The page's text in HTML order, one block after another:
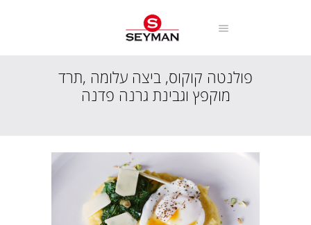
פולנטה קוקוס, ביצה עלומה ,תרד
מוקפץ וגבינת גרנה פדנה
פולנטה קוקוס, ביצה עלומה ,תרד מוקפץ וגבינת...